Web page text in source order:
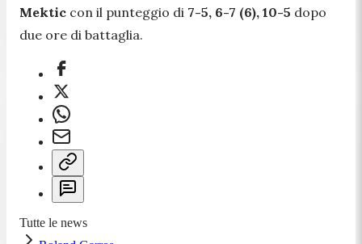
Mektic con il punteggio di 7-5, 6-7 (6), 10-5 dopo
due ore di battaglia.
Tutte le news